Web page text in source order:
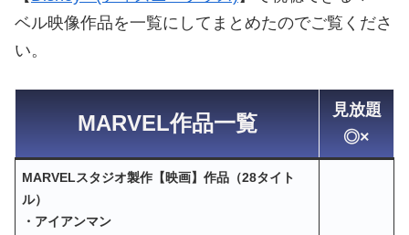
ベル映像作品を一覧にしてまとめたのでご覧くださ
い。
MARVEL作品一覧
見放題
◎×
MARVELスタジオ製作【映画】作品（28タイト
ル）
・アイアンマン